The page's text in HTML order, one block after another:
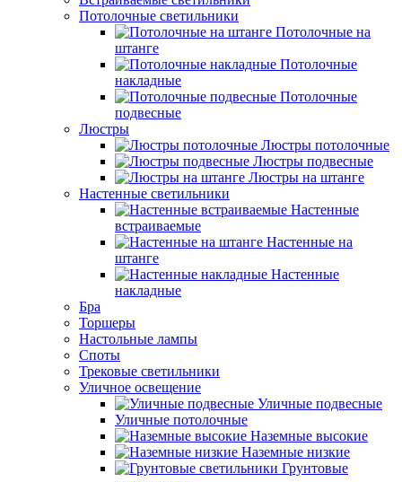
Потолочные светильники
Потолочные на
штанге
Потолочные
накладные
Потолочные
подвесные
Люстры
Люстры потолочные
Люстры подвесные
Люстры на штанге
Настенные светильники
Настенные
встраиваемые
Настенные на
штанге
Настенные
накладные
Бра
Торшеры
Настольные лампы
Споты
Трековые светильники
Уличное освещение
Уличные подвесные
Уличные потолочные
Наземные высокие
Наземные низкие
Грунтовые